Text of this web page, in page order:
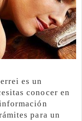
es un
conocer en
para un